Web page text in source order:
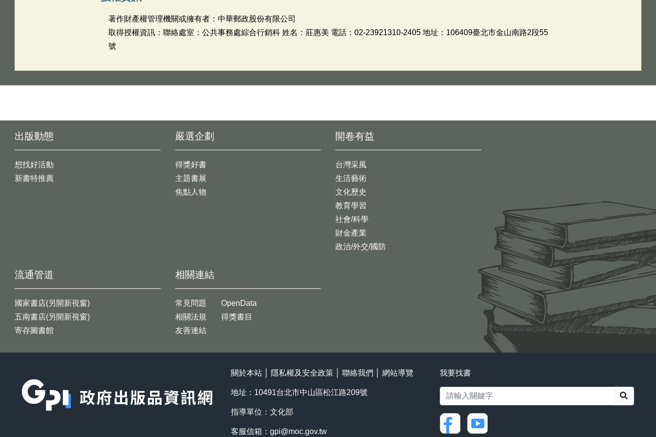
著作財產權管理機關或擁有者：中華郵政股份有限公司
取得授權資訊：聯絡處室：公共事務處綜合行銷科 姓名：莊惠美 電話：02-23921310-2405 地址：106409臺北市金山南路2段55
號
出版動態
想找好活動
新書特推薦
開卷有益
台灣采風
生活藝術
文化歷史
教育學習
社會/科學
財金產業
政治/外交/國防
嚴選企劃
得獎好書
主題書展
焦點人物
流通管道
國家書店(另開新視窗)
五南書店(另開新視窗)
寄存圖書館
相關連結
常見問題
相關法規
友善連結
OpenData
得獎書目
關於本站 隱私權及安全政策 聯絡我們 網站導覽
地址：10491台北市中山區松江路209號
指導單位：文化部
客服信箱： gpi@moc.gov.tw
我要找書